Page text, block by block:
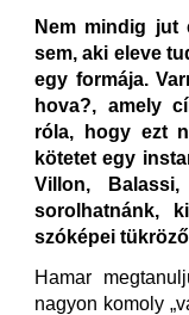
Nem mindig jut
sem, aki eleve
egy formája.
hova?, amely
róla, hogy ezt
kötetet egy
Villon,
sorolhatnánk,
szóképei
Hamar
nagyon komoly